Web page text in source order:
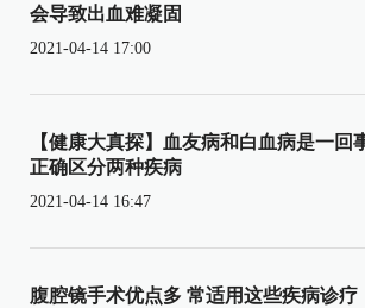
会导致出血难凝固
2021-04-14 17:00
【健康大真探】血友病和白血病是一回
正确区分两种疾病
2021-04-14 16:47
腹腔镜手术优点多 常适用这些疾病诊疗